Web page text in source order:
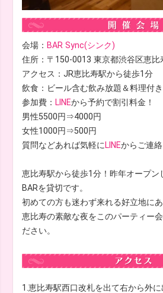
会場： BAR Sync(シンク)
住所：〒150-0013 東京都渋谷区恵
アクセス：JR恵比寿駅から徒歩1分
飲食：ビール含む飲み放題＆料理付き
参加費： LINEから予約で割引料金！
男性5500円⇒4000円
女性1000円⇒500円
質問などあれば気軽に LINEからご連
恵比寿駅から徒歩1分！昨年オープン
BARを貸切です。
初めての方も迷わず来れる好立地にあ
恵比寿の素敵な夜をこのパーティー
ださい。
1.恵比寿駅西口改札を出て右から外に